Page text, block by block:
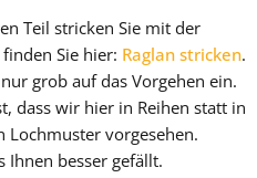
Teil stricken Sie mit der
Sie hier: Raglan stricken.
grob auf das Vorgehen ein.
dass wir hier in Reihen statt in
Lochmuster vorgesehen.
Ihnen besser gefällt.